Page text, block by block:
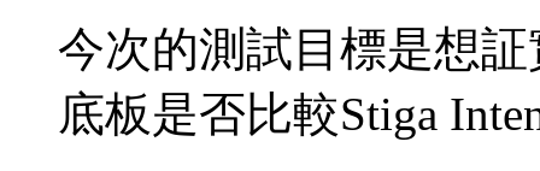
今次的測試目標是想
底板是否比較Stiga